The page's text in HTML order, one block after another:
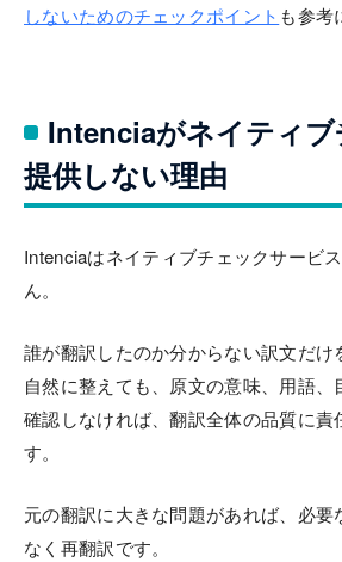
しないためのチェックポイント も参考
Intenciaがネイティ
提供しない理由
Intenciaはネイティブチェックサービ
ん。
誰が翻訳したのか分からない訳文だけ
自然に整えても、原文の意味、用語
確認しなければ、翻訳全体の品質に責
す。
元の翻訳に大きな問題があれば、必要
なく再翻訳です。